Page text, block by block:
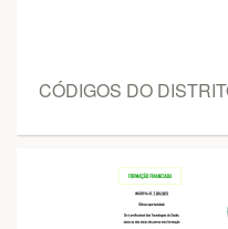
CÓDIGOS DO